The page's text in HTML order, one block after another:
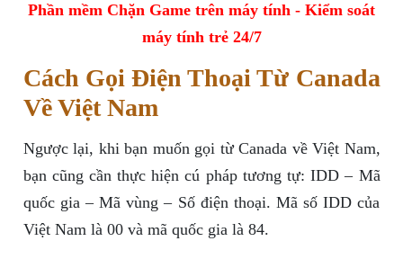
Phần mềm Chặn Game trên máy tính - Kiểm soát
máy tính trẻ 24/7
Cách Gọi Điện Thoại Từ Canada
Về Việt Nam
Ngược lại, khi bạn muốn gọi từ Canada về Việt Nam,
bạn cũng cần thực hiện cú pháp tương tự: IDD – Mã
quốc gia – Mã vùng – Số điện thoại. Mã số IDD của
Việt Nam là 00 và mã quốc gia là 84.